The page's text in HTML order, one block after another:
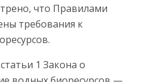
что Правилами
требования к
1 Закона о